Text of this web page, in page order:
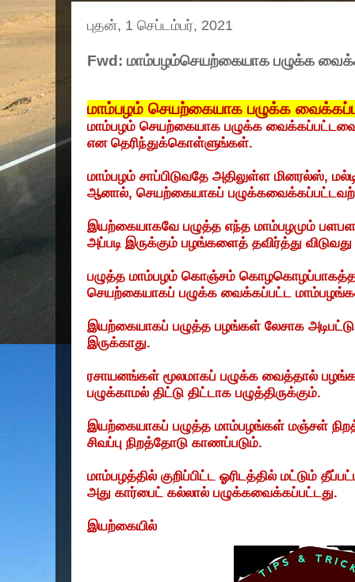
புதன், 1 செப்டம்பர், 2021
Fwd: மாம்பழம்செயற்கையாக பழுக்க
மாம்பழம் செயற்கையாக பழுக்க
மாம்பழம் செயற்கையாக பழுக்க
என தெரிந்துக்கொள்ளுங்கள்.
மாம்பழம் சாப்பிடுவதே அதிலுள்ள மினரல்ஸ்,
ஆனால், செயற்கையாகப்
இயற்கையாகவே பழுத்த எந்த மாம்பழமும்
அப்படி இருக்கும் பழங்களைத் தவிர்த்து
பழுத்த மாம்பழம் கொஞ்சம்
செயற்கையாகப் பழுக்க வைக்கப்பட்ட
இயற்கையாகப் பழுத்த பழங்கள் லேசாக அடிபட்டு
இருக்காது.
ரசாயனங்கள் மூலமாகப் பழுக்க வைத்தால்
பழுக்காமல் திட்டு திட்டாக பழுத்திருக்கும்.
இயற்கையாகப் பழுத்த மாம்பழங்கள் மஞ்சள்
சிவப்பு நிறத்தோடு காணப்படும்.
மாம்பழத்தில் குறிப்பிட்ட ஓரிடத்தில் மட்டும்
அது கார்பைட் கல்லால் பழுக்கவைக்கப்பட்டது.
இயற்கையில்